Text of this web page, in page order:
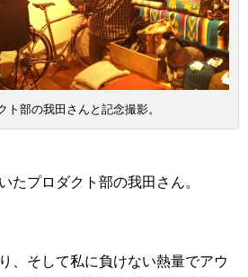
ト部の我田さんと記念撮影。
たプロダクト部の我田さん。
、そして私に負けない熱量でアウ